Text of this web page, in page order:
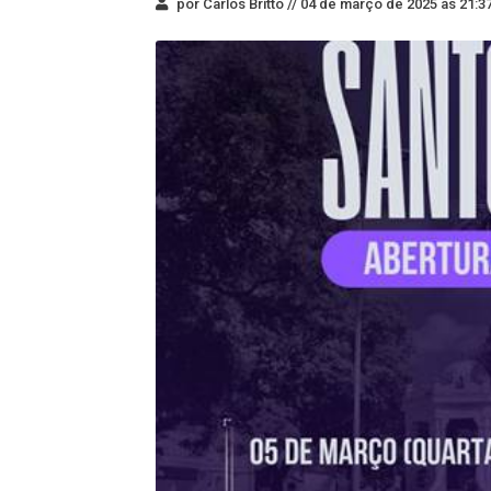
por Carlos Britto // 04 de março de 2025 às